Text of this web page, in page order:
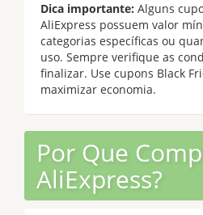
Dica importante: Alguns
AliExpress possuem valor
categorias específicas ou
uso. Sempre verifique as
finalizar. Use cupons Black
maximizar economia.
Por Que
AliExpress?